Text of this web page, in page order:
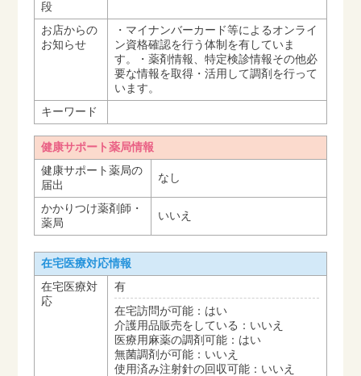
段
お店からの
お知らせ
・マイナンバーカード等によるオンライ
ン資格確認を行う体制を有していま
す。・薬剤情報、特定検診情報その他必
要な情報を取得・活用して調剤を行って
います。
キーワード
健康サポート薬局情報
健康サポート薬局の
届出
なし
かかりつけ薬剤師・
薬局
いいえ
在宅医療対応情報
在宅医療対
応
有
在宅訪問が可能：はい
介護用品販売をしている：いいえ
医療用麻薬の調剤可能：はい
無菌調剤が可能：いいえ
使用済み注射針の回収可能：いいえ